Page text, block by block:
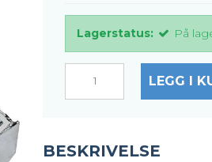
Lagerstatus: På
LEGG I
BESKRIVELSE